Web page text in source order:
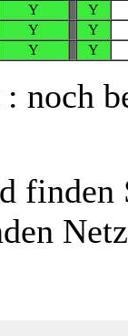
Y
Y
Y
Y
Y Y
noch